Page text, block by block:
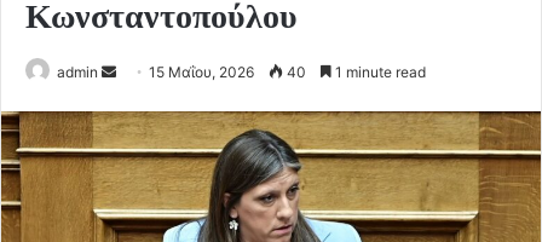
Κωνσταντοπούλου
admin
Send
email
15 Μαΐου, 2026 40 1 minute read